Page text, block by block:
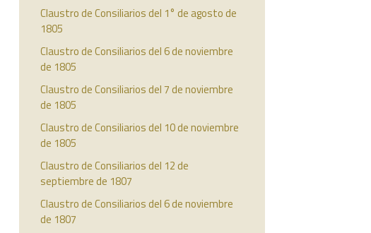
Claustro de Consiliarios del 1° de agosto de
1805
Claustro de Consiliarios del 6 de noviembre
de 1805
Claustro de Consiliarios del 7 de noviembre
de 1805
Claustro de Consiliarios del 10 de noviembre
de 1805
Claustro de Consiliarios del 12 de
septiembre de 1807
Claustro de Consiliarios del 6 de noviembre
de 1807